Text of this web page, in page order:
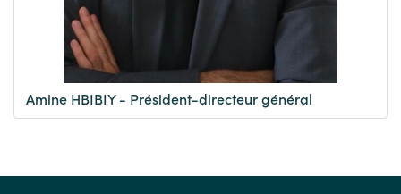
Amine HBIBIY - Président-directeur général